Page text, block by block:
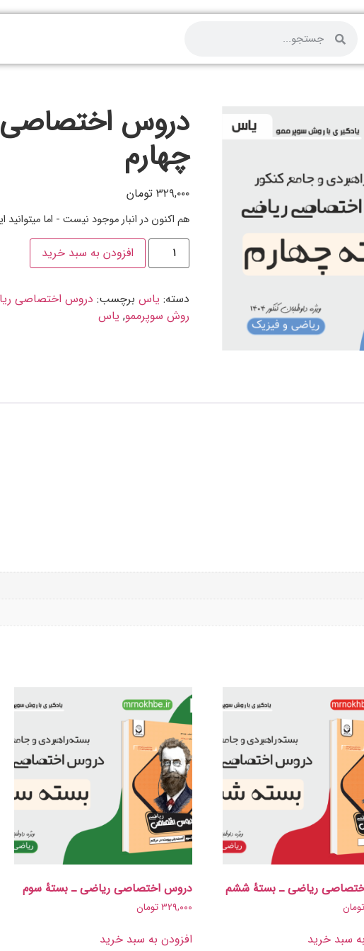
دروس
چهارم
۳۲۹,۰۰۰ تومان
هم اکنون در انبار موجود نیست - اما
افزودن به سبد خرید
دسته: یاس برچسب: دروس اختصاصی
روش سوپرممو, یاس
ریاضی ـ بستۀ ششم
سبد خرید
دروس اختصاصی ریاضی ـ بستۀ سوم
۳۲۹,۰۰۰ تومان
افزودن به سبد خرید